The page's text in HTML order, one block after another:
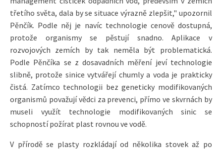
třetího světa, dala by se situace výrazně zlepšit," upozornil
Pěnčík. Podle něj je navíc technologie cenově dostupná,
protože organismy se pěstují snadno. Aplikace v
rozvojových zemích by tak neměla být problematická.
Podle Pěnčíka se z dosavadních měření jeví technologie
slibně, protože sinice vytvářejí chumly a voda je prakticky
čistá. Zatímco technologii bez geneticky modifikovaných
organismů považují vědci za prevenci, přímo ve skvrnách by
museli využít technologie modifikovaných sinic se
schopností požírat plast rovnou ve vodě.
V přírodě se plasty rozkládají od několika stovek až po